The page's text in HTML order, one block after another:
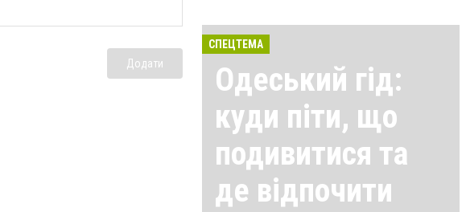
Додати
СПЕЦТЕМА
Одеський гід:
куди піти, що
подивитися та
де відпочити